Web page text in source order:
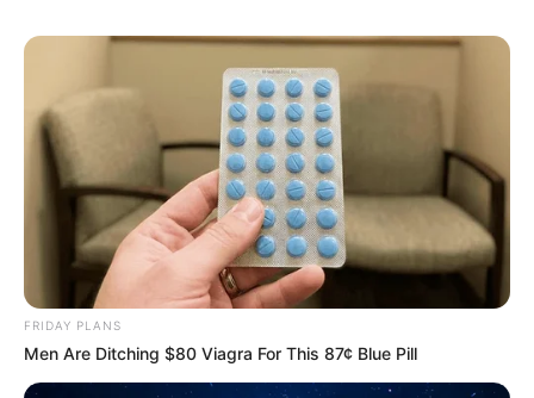
FRIDAY PLANS
Men Are Ditching $80 Viagra For This 87¢ Blue Pill